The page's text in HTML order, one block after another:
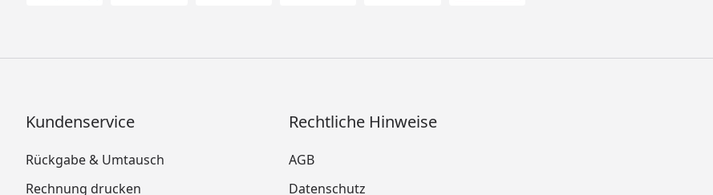
Kundenservice
Rückgabe & Umtausch
Rechnung drucken
Rechtliche Hinweise
AGB
Datenschutz